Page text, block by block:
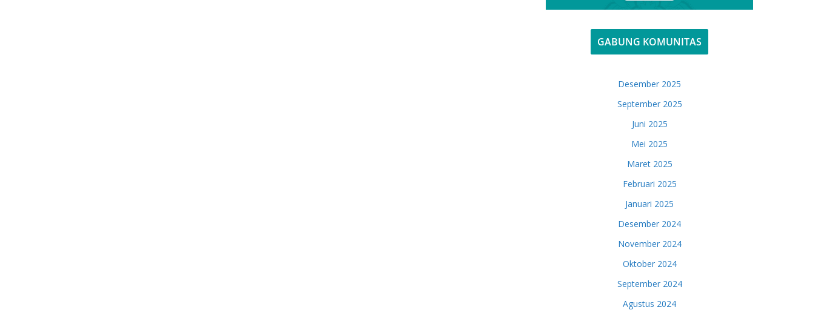
GABUNG KOMUNITAS
Desember 2025
September 2025
Juni 2025
Mei 2025
Maret 2025
Februari 2025
Januari 2025
Desember 2024
November 2024
Oktober 2024
September 2024
Agustus 2024